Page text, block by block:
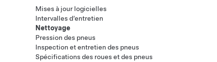
Mises à jour logicielles
Intervalles d’entretien
Nettoyage
Pression des pneus
Inspection et entretien des pneus
Spécifications des roues et des pneus